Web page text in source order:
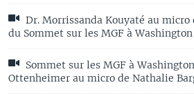
Dr. Morrissanda Kouyaté au
du Sommet sur les MGF à Washington
Sommet sur les MGF à
Ottenheimer au micro de Nathalie